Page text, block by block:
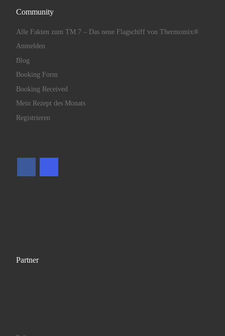
Community
Alle Fakten zum TM 7 – Das neue Flagschiff von Thermomix®
Anmelden
Blog
Booking Form
Booking Received
Mein Rezept des Monats
Registrieren
Partner